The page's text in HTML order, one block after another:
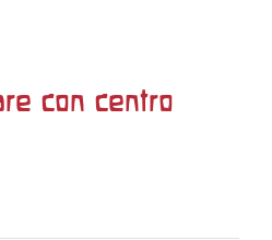
con centro